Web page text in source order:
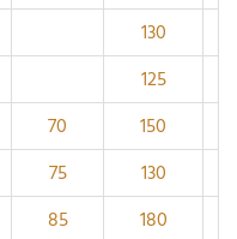
130
125
70 150
75 130
85 180